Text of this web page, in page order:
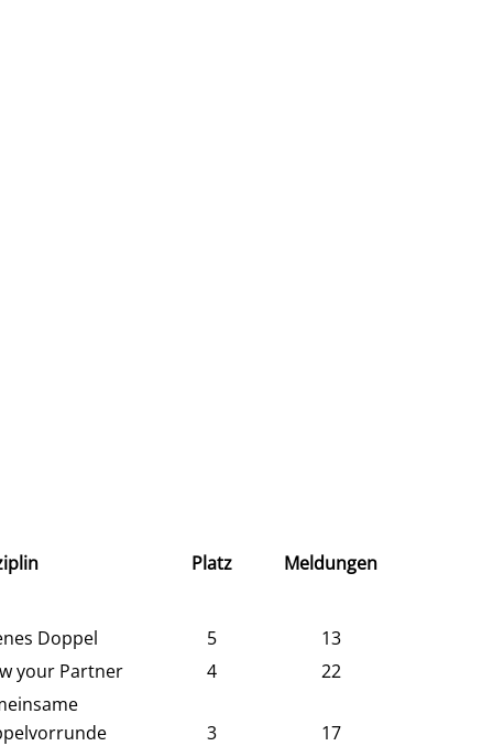
Platz Meldungen
Doppel 5
13
your Partner 4 22
3 17